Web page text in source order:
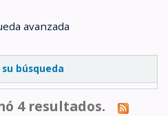
avanzada
búsqueda
4 resultados.